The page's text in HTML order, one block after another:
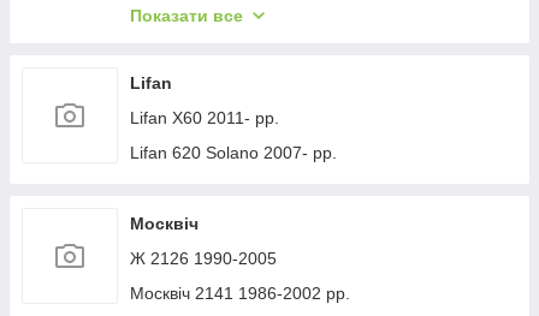
Jaguar XF 2016- рр.
Jaguar XJ 2010-хв.
Показати все
Lifan
Lifan X60 2011- рр.
Lifan 620 Solano 2007- рр.
Москвіч
Ж 2126 1990-2005
Москвіч 2141 1986-2002 рр.